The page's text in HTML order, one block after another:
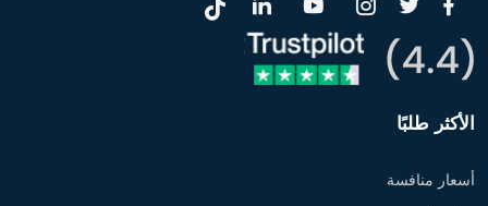
الأكثر طلبًا
أسعار منافسة